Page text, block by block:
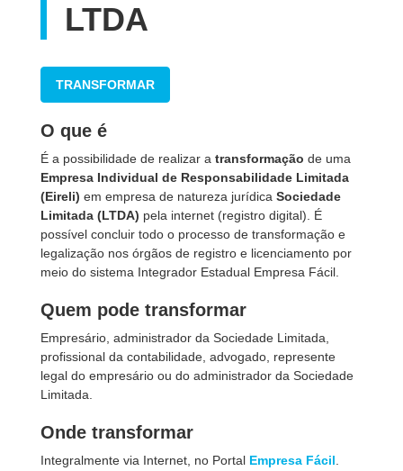
LTDA
TRANSFORMAR
O que é
É a possibilidade de realizar a transformação de uma
Empresa Individual de Responsabilidade Limitada
(Eireli) em empresa de natureza jurídica Sociedade
Limitada (LTDA) pela internet (registro digital). É
possível concluir todo o processo de transformação e
legalização nos órgãos de registro e licenciamento por
meio do sistema Integrador Estadual Empresa Fácil.
Quem pode transformar
Empresário, administrador da Sociedade Limitada,
profissional da contabilidade, advogado, represente
legal do empresário ou do administrador da Sociedade
Limitada.
Onde transformar
Integralmente via Internet, no Portal Empresa Fácil